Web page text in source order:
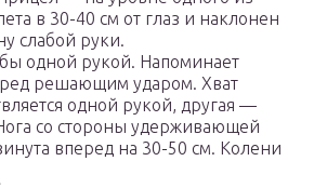
в 30-40 см от глаз и наклонен
слабой руки.
одной рукой. Напоминает
решающим ударом. Хват
одной рукой, другая —
со стороны удерживающей
вперед на 30-50 см. Колени